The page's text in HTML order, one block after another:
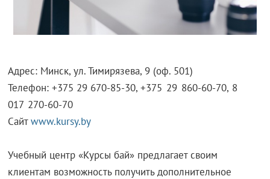
Адрес: Минск, ул. Тимирязева, 9 (оф. 501)
Телефон: +375 29 670-85-30,+375 29 860-60-70, 8
017 270-60-70
Сайтwww.kursy.by
Учебный центр «Курсы бай» предлагает своим
клиентам возможность получить дополнительное